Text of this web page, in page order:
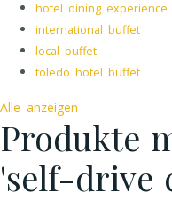
hotel dining experience
international buffet
local buffet
toledo hotel buffet
Alle anzeigen
Produkte
'self-drive